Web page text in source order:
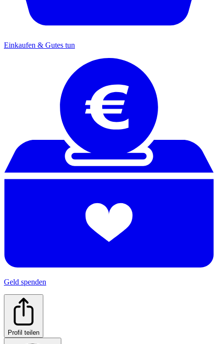
Einkaufen & Gutes tun
Geld spenden
Profil teilen